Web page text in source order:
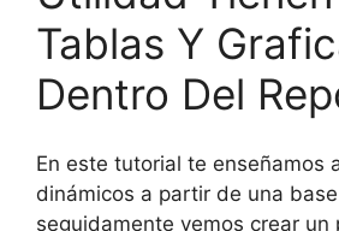
Tablas Y
Dentro Del
En este tutorial te enseñamos
dinámicos a partir de una
seguidamente vemos crear un